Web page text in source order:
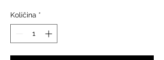
Količina *